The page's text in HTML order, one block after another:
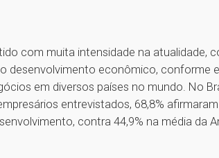
com muita intensidade na atualidade,
desenvolvimento econômico, conforme
em diversos países no mundo. No
entrevistados, 68,8%
contra 44,9% na média da